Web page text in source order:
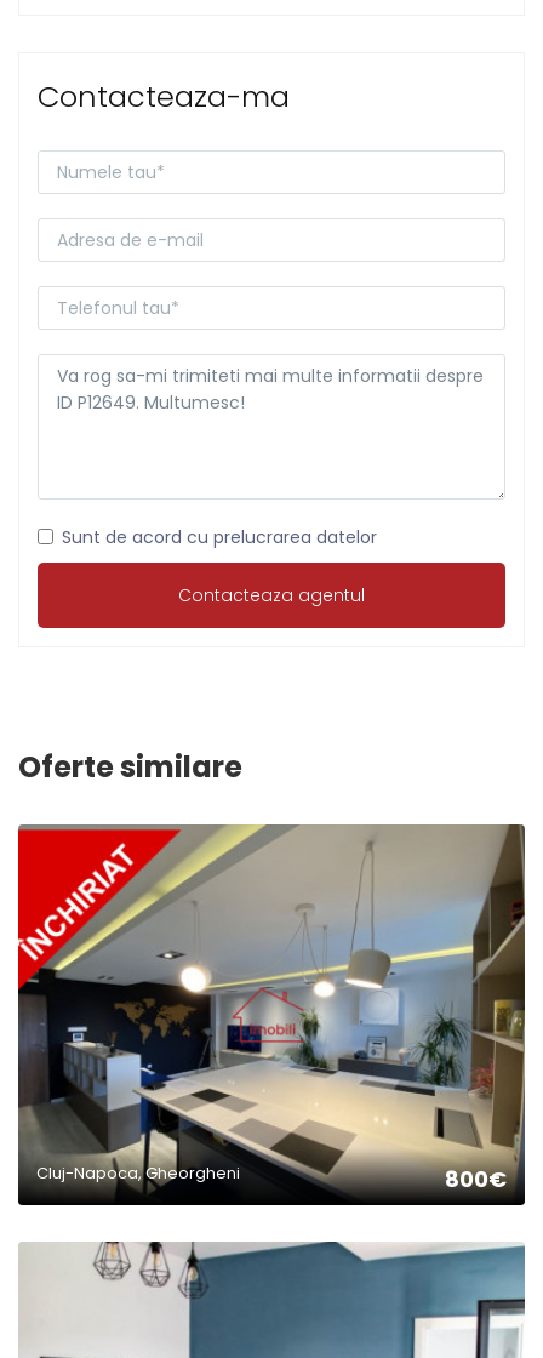
Contacteaza-ma
Sunt de acord cu prelucrarea datelor
Oferte similare
Cluj-Napoca, Gheorgheni 800€
2